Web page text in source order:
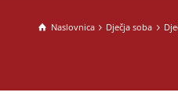
Naslovnica Dječja soba